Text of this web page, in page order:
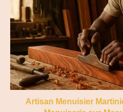
Artisan Menuisier